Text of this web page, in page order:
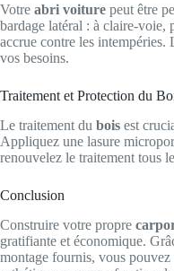
Votre abri voiture peut être
bardage latéral : à claire-voie,
accrue contre les intempéries.
vos besoins.
Traitement et Protection du
Le traitement du bois est
Appliquez une lasure
renouvelez le traitement tous
Conclusion
Construire votre propre
gratifiante et économique.
montage fournis, vous pouvez